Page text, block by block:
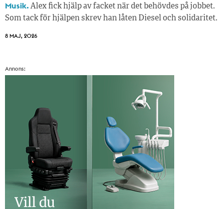
Musik.Alex fick hjälp av facket när det behövdes på jobbet.
Som tack för hjälpen skrev han låten Diesel och solidaritet.
8 MAJ, 2026
Annons: